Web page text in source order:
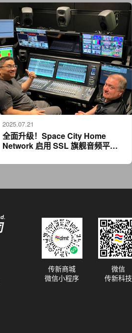
2025.07.21
全面升级！Space City Home
Network 启用 SSL 旗舰音频平
传新商城
微信小程序
微信
传新科技